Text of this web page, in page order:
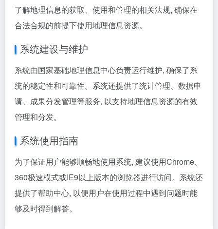
了解地理信息的获取、使用和管理的相关法规, 确保在
合法合规的前提下使用地理信息资源。
系统建设与维护
系统由国家基础地理信息中心负责运行维护, 确保了系
统的稳定性和可靠性。系统还提供了统计管理、数据申
请、成果分发管理等服务, 以支持地理信息资源的有效
管理和分发。
系统使用指南
为了保证用户能够顺畅地使用系统, 建议使用Chrome、
360极速模式或IE9以上版本的浏览器进行访问。系统还
提供了帮助中心, 以便用户在使用过程中遇到问题时能
够及时得到解答。